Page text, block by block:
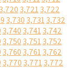
3,720 3,7213,722
3,730 3,7313,732
3,740 3,7413,742
3,750 3,7513,752
3,760 3,7613,762
3,770 3,7713,772